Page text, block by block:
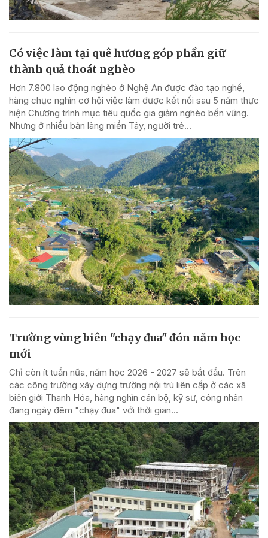
Có việc làm tại quê hương góp phần giữ
thành quả thoát nghèo
Hơn 7.800 lao động nghèo ở Nghệ An được đào tạo nghề,
hàng chục nghìn cơ hội việc làm được kết nối sau 5 năm thực
hiện Chương trình mục tiêu quốc gia giảm nghèo bền vững.
Nhưng ở nhiều bản làng miền Tây, người trẻ...
Trường vùng biên "chạy đua" đón năm học
mới
Chỉ còn ít tuần nữa, năm học 2026 - 2027 sẽ bắt đầu. Trên
các công trường xây dựng trường nội trú liên cấp ở các xã
biên giới Thanh Hóa, hàng nghìn cán bộ, kỹ sư, công nhân
đang ngày đêm "chạy đua" với thời gian...